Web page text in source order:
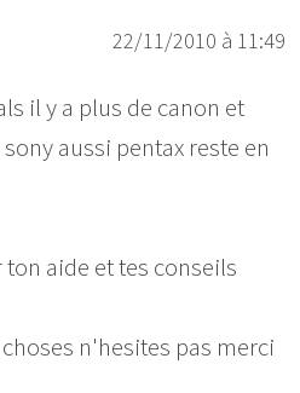
22/11/2010 à 11:49
il y a plus de canon et
aussi pentax reste en
aide et tes conseils
n'hesites pas merci